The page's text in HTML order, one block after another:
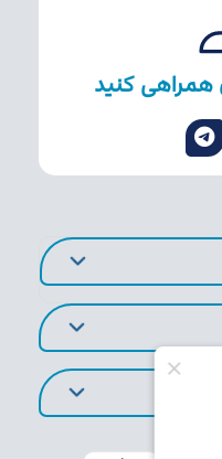
همراهی کنید